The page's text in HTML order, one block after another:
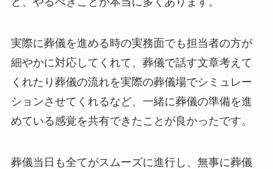
実際に葬儀を進める時の実務面でも担当者の方が
細やかに対応してくれて、葬儀で話す文章考えて
くれたり葬儀の流れを実際の葬儀場でシミュレー
ションさせてくれるなど、一緒に葬儀の準備を進
めている感覚を共有できたことが良かったです。
葬儀当日も全てがスムーズに進行し、無事に葬儀